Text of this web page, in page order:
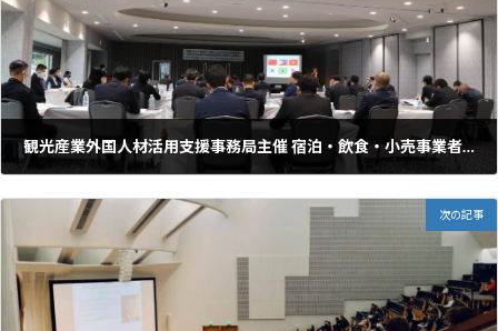
観光産業外国人材活用支援事務局主催 宿泊・飲食・小売事業者向け外国人材採用戦略セミナーでの登壇
次の記事